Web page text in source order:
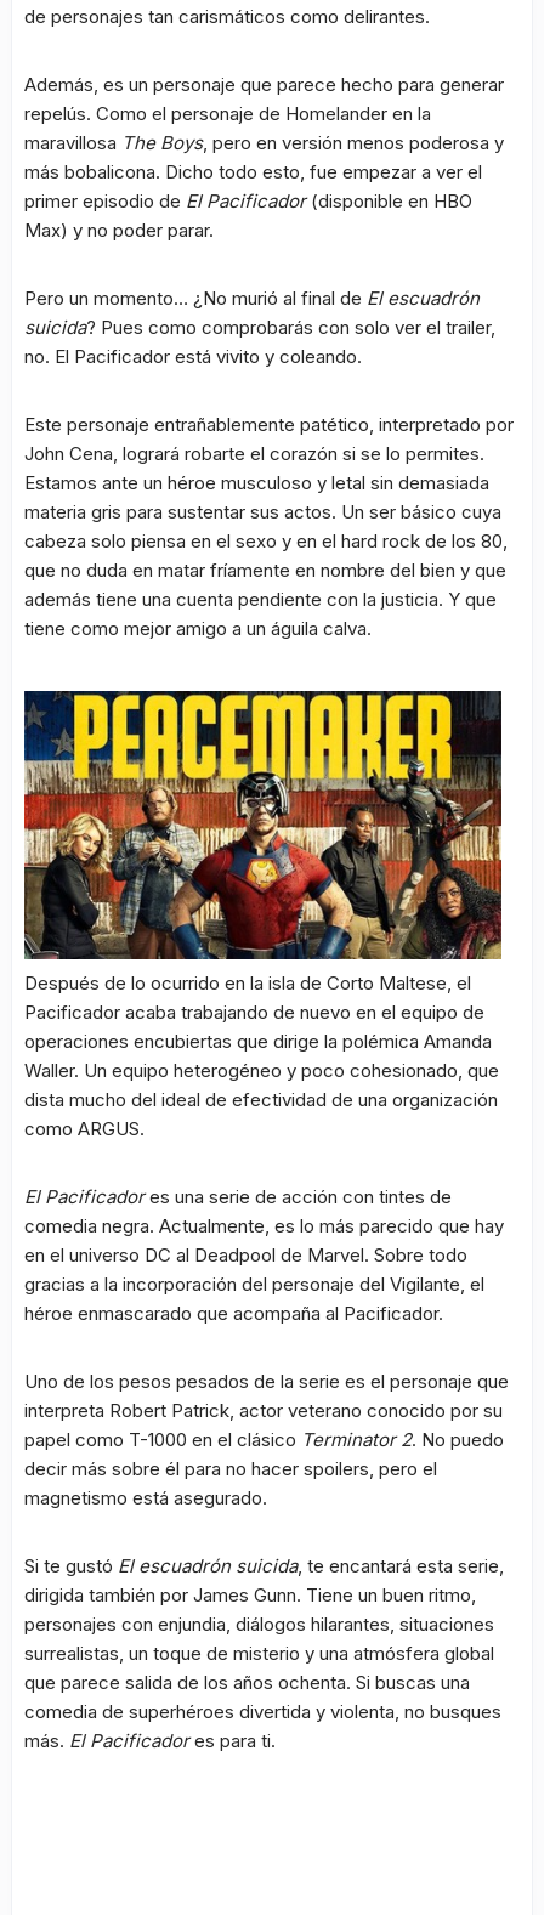
de personajes tan carismáticos como delirantes.
Además, es un personaje que parece hecho para generar
repelús. Como el personaje de Homelander en la
maravillosa The Boys, pero en versión menos poderosa y
más bobalicona. Dicho todo esto, fue empezar a ver el
primer episodio de El Pacificador(disponible en HBO
Max) y no poder parar.
Pero un momento… ¿No murió al final de El escuadrón
suicida? Pues como comprobarás con solo ver el trailer,
no. El Pacificador está vivito y coleando.
Este personaje entrañablemente patético, interpretado por
John Cena, logrará robarte el corazón si se lo permites.
Estamos ante un héroe musculoso y letal sin demasiada
materia gris para sustentar sus actos. Un ser básico cuya
cabeza solo piensa en el sexo y en el hard rock de los 80,
que no duda en matar fríamente en nombre del bien y que
además tiene una cuenta pendiente con la justicia. Y que
tiene como mejor amigo a un águila calva.
Después de lo ocurrido en la isla de Corto Maltese, el
Pacificador acaba trabajando de nuevo en el equipo de
operaciones encubiertas que dirige la polémica Amanda
Waller. Un equipo heterogéneo y poco cohesionado, que
dista mucho del ideal de efectividad de una organización
como ARGUS.
El Pacificadores una serie de acción con tintes de
comedia negra. Actualmente, es lo más parecido que hay
en el universo DC al Deadpool de Marvel. Sobre todo
gracias a la incorporación del personaje del Vigilante, el
héroe enmascarado que acompaña al Pacificador.
Uno de los pesos pesados de la serie es el personaje que
interpreta Robert Patrick, actor veterano conocido por su
papel como T-1000 en el clásico Terminator 2. No puedo
decir más sobre él para no hacer spoilers, pero el
magnetismo está asegurado.
Si te gustó El escuadrón suicida, te encantará esta serie,
dirigida también por James Gunn. Tiene un buen ritmo,
personajes con enjundia, diálogos hilarantes, situaciones
surrealistas, un toque de misterio y una atmósfera global
que parece salida de los años ochenta. Si buscas una
comedia de superhéroes divertida y violenta, no busques
más. El Pacificadores para ti.